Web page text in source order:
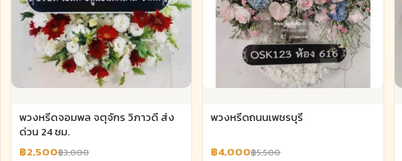
พวงหรีดจอมพล จตุจักร วิภาวดี ส่ง
ด่วน 24 ชม.
฿2,500฿3,000
พวงหรีดถนนเพชรบุรี
฿4,000฿5,500